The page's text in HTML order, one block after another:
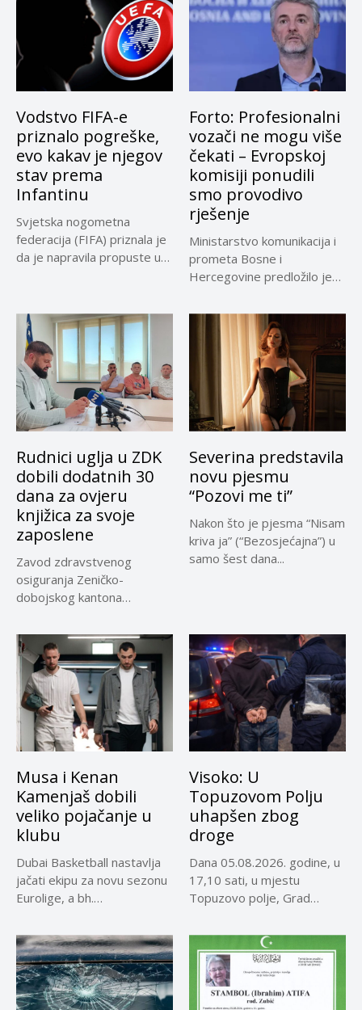
Vodstvo FIFA-e
priznalo pogreške,
evo kakav je njegov
stav prema
Infantinu
Svjetska nogometna
federacija (FIFA) priznala je
da je napravila propuste u
Forto: Profesionalni
vozači ne mogu više
čekati – Evropskoj
komisiji ponudili
smo provodivo
rješenje
Ministarstvo komunikacija i
prometa Bosne i
Hercegovine predložilo je
privremeno...
Rudnici uglja u ZDK
dobili dodatnih 30
dana za ovjeru
knjižica za svoje
zaposlene
Zavod zdravstvenog
osiguranja Zeničko-
dobojskog kantona
30 dana...
Severina predstavila
novu pjesmu
“Pozovi me ti”
Nakon što je pjesma “Nisam
kriva ja” (“Bezosjećajna”) u
samo šest dana...
Musa i Kenan
Kamenjaš dobili
veliko pojačanje u
klubu
Dubai Basketball nastavlja
jačati ekipu za novu sezonu
Eurolige, a bh.
Visoko: U
Topuzovom Polju
uhapšen zbog
droge
Dana 05.08.2026. godine, u
17,10 sati, u mjestu
Topuzovo polje, Grad